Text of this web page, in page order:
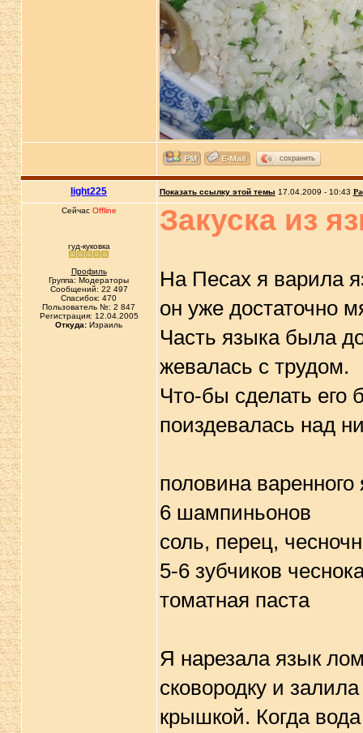
сохранить
light225 Показать ссылку этой темы 17.04.2009 - 10:43
Сейчас Offline
гуд-куковка
Профиль
Группа: Модераторы
Сообщений: 22 497
Спасибок: 470
Пользователь №: 2 847
Регистрация: 12.04.2005
Откуда: Израиль
Закуска из
На Песах я варила
он уже достаточно
Часть языка была
жевалась с трудом.
Что-бы сделать его
поиздевалась над
половина варенного
6 шампиньонов
соль, перец,
5-6 зубчиков
томатная паста
Я нарезала язык
сковородку и
крышкой. Когда